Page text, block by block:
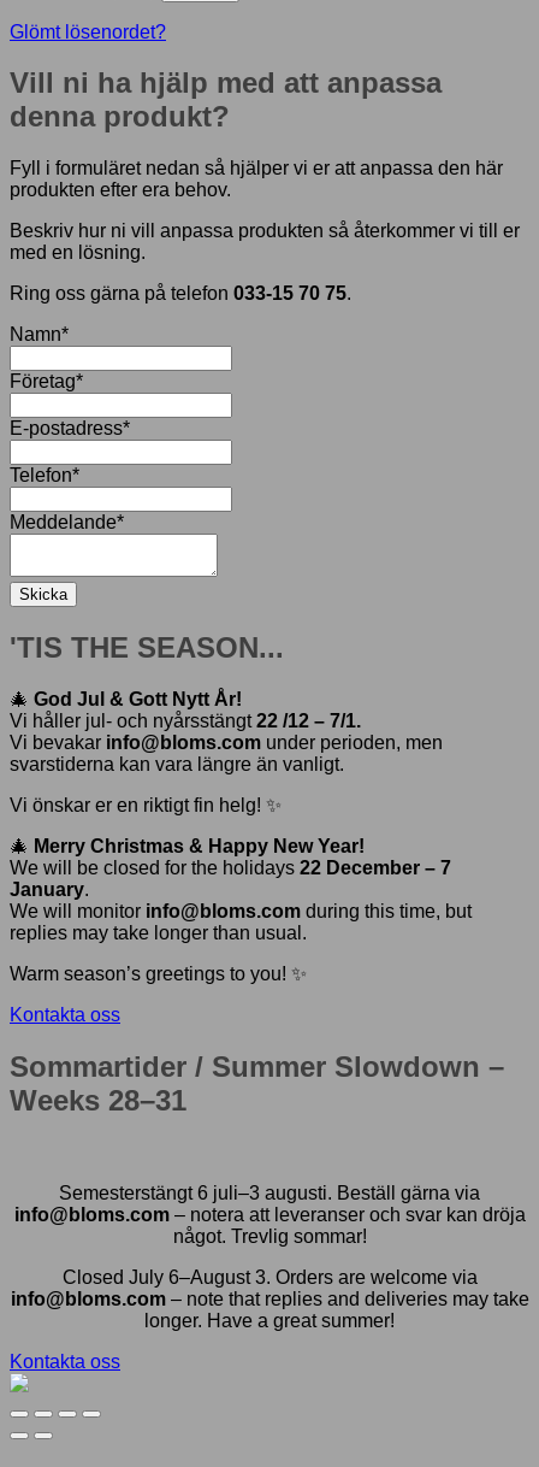
Glömt lösenordet?
Vill ni ha hjälp med att anpassa
denna produkt?
Fyll i formuläret nedan så hjälper vi er att anpassa den här
produkten efter era behov.
Beskriv hur ni vill anpassa produkten så återkommer vi till er
med en lösning.
Ring oss gärna på telefon 033-15 70 75.
Namn*
Företag*
E-postadress*
Telefon*
Meddelande*
Skicka
'TIS THE SEASON...
🎄 God Jul & Gott Nytt År!
Vi håller jul- och nyårsstängt22 /12 – 7/1.
Vi bevakar info@bloms.com under perioden, men
svarstiderna kan vara längre än vanligt.
Vi önskar er en riktigt fin helg! ✨
🎄 Merry Christmas & Happy New Year!
We will be closed for the holidays 22 December – 7
January.
We will monitor info@bloms.com during this time, but
replies may take longer than usual.
Warm season’s greetings to you! ✨
Kontakta oss
Sommartider / Summer Slowdown –
Weeks 28–31
Semesterstängt 6 juli–3 augusti. Beställ gärna via
info@bloms.com– notera att leveranser och svar kan dröja
något. Trevlig sommar!
Closed July 6–August 3. Orders are welcome via
info@bloms.com– note that replies and deliveries may take
longer. Have a great summer!
Kontakta oss